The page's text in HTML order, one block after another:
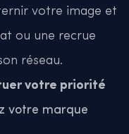
votre image et
ou une recrue
réseau.
votre priorité
votre marque